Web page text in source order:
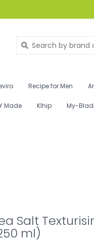
Recipe for Men
Made Klhip My-
Salt
ml)